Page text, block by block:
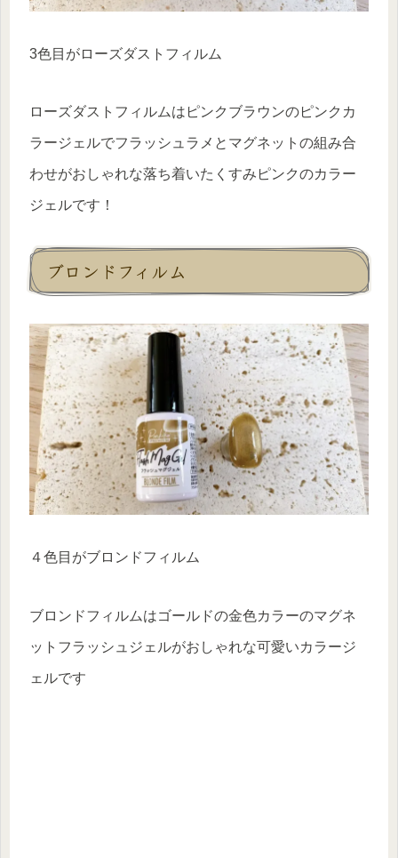
3色目がローズダストフィルム
ローズダストフィルムはピンクブラウンのピンクカ
ラージェルでフラッシュラメとマグネットの組み合
わせがおしゃれな落ち着いたくすみピンクのカラー
ジェルです！
ブロンドフィルム
４色目がブロンドフィルム
ブロンドフィルムはゴールドの金色カラーのマグネ
ットフラッシュジェルがおしゃれな可愛いカラージ
ェルです